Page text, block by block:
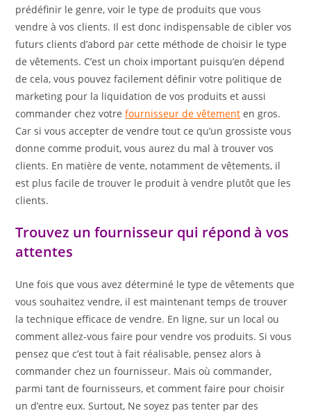
prédéfinir le genre, voir le type de produits que vous
vendre à vos clients. Il est donc indispensable de cibler vos
futurs clients d’abord par cette méthode de choisir le type
de vêtements. C’est un choix important puisqu’en dépend
de cela, vous pouvez facilement définir votre politique de
marketing pour la liquidation de vos produits et aussi
commander chez votrefournisseur de vêtement en gros.
Car si vous accepter de vendre tout ce qu’un grossiste vous
donne comme produit, vous aurez du mal à trouver vos
clients. En matière de vente, notamment de vêtements, il
est plus facile de trouver le produit à vendre plutôt que les
clients.
Trouvez un fournisseur qui répond à vos
attentes
Une fois que vous avez déterminé le type de vêtements que
vous souhaitez vendre, il est maintenant temps de trouver
la technique efficace de vendre. En ligne, sur un local ou
comment allez-vous faire pour vendre vos produits. Si vous
pensez que c’est tout à fait réalisable, pensez alors à
commander chez un fournisseur. Mais où commander,
parmi tant de fournisseurs, et comment faire pour choisir
un d’entre eux. Surtout, Ne soyez pas tenter par des